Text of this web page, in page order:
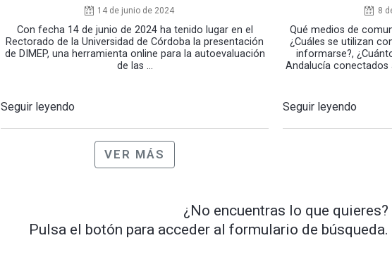
14 de junio de 2024
Con fecha 14 de junio de 2024 ha tenido lugar en el
Rectorado de la Universidad de Córdoba la presentación
de DIMEP, una herramienta online para la autoevaluación
de las ...
Seguir leyendo
8
Qué medios de
¿Cuáles se utilizan
informarse?,
Andalucía conectados
Seguir leyendo
VER MÁS
¿No encuentras lo que quieres?
Pulsa el botón para acceder al formulario de búsqueda.